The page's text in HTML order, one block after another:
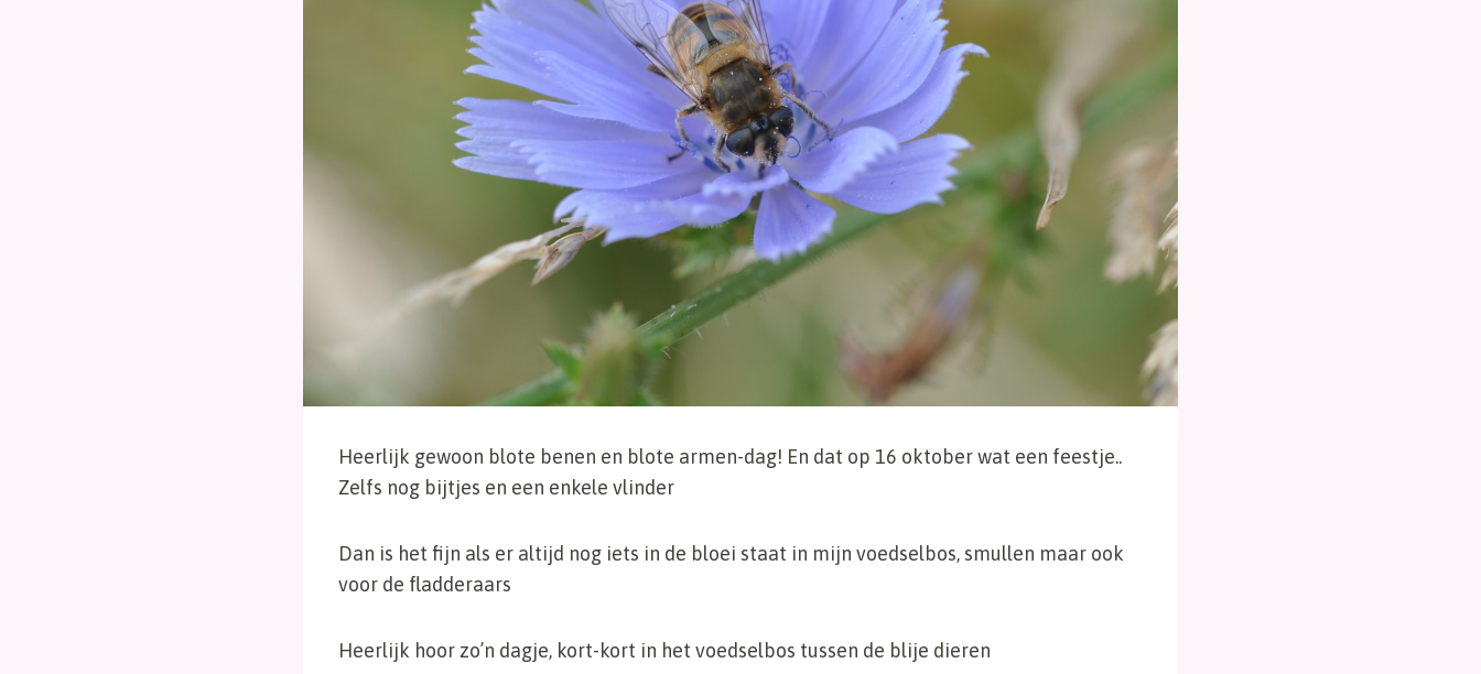
Heerlijk gewoon blote benen en blote armen-dag! En dat op 16 oktober wat een feestje..
Zelfs nog bijtjes en een enkele vlinder
Dan is het fijn als er altijd nog iets in de bloei staat in mijn voedselbos, smullen maar ook
voor de fladderaars
Heerlijk hoor zo’n dagje, kort-kort in het voedselbos tussen de blije dieren